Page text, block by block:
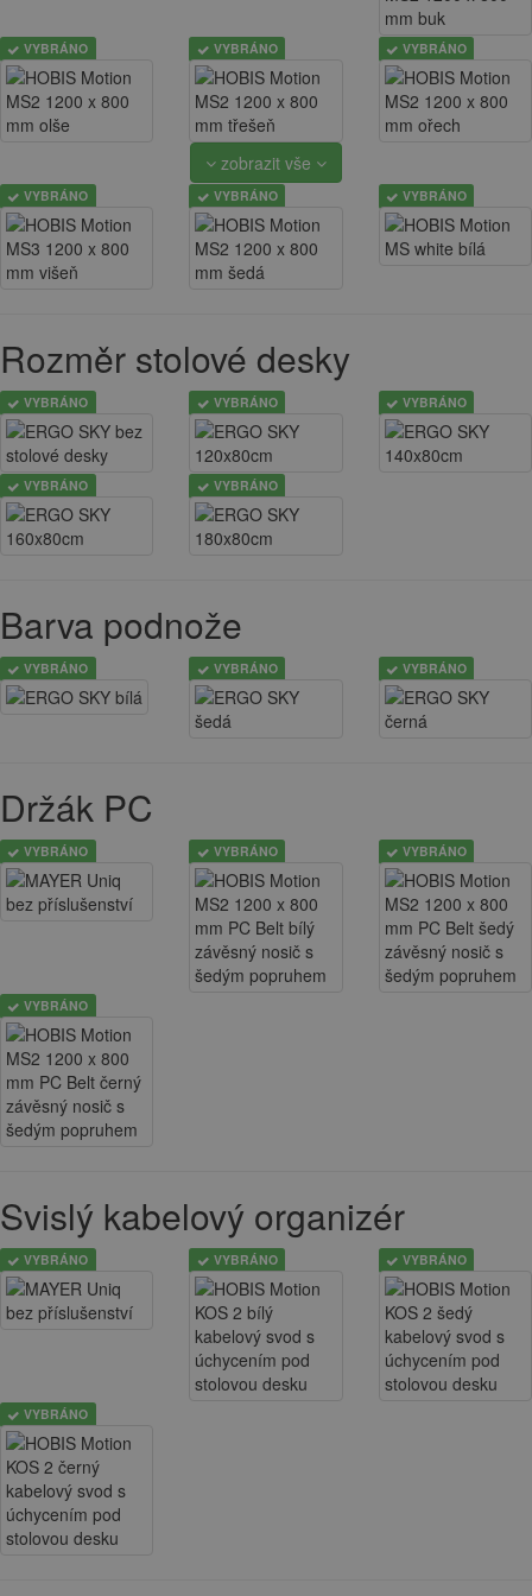
VYBRÁNO VYBRÁNO VYBRÁNO
zobrazit vše
VYBRÁNO VYBRÁNO VYBRÁNO
Rozměr stolové desky
VYBRÁNO VYBRÁNO VYBRÁNO
VYBRÁNO VYBRÁNO
Barva podnože
VYBRÁNO VYBRÁNO VYBRÁNO
Držák PC
VYBRÁNO VYBRÁNO VYBRÁNO
VYBRÁNO
Svislý kabelový organizér
VYBRÁNO VYBRÁNO VYBRÁNO
VYBRÁNO